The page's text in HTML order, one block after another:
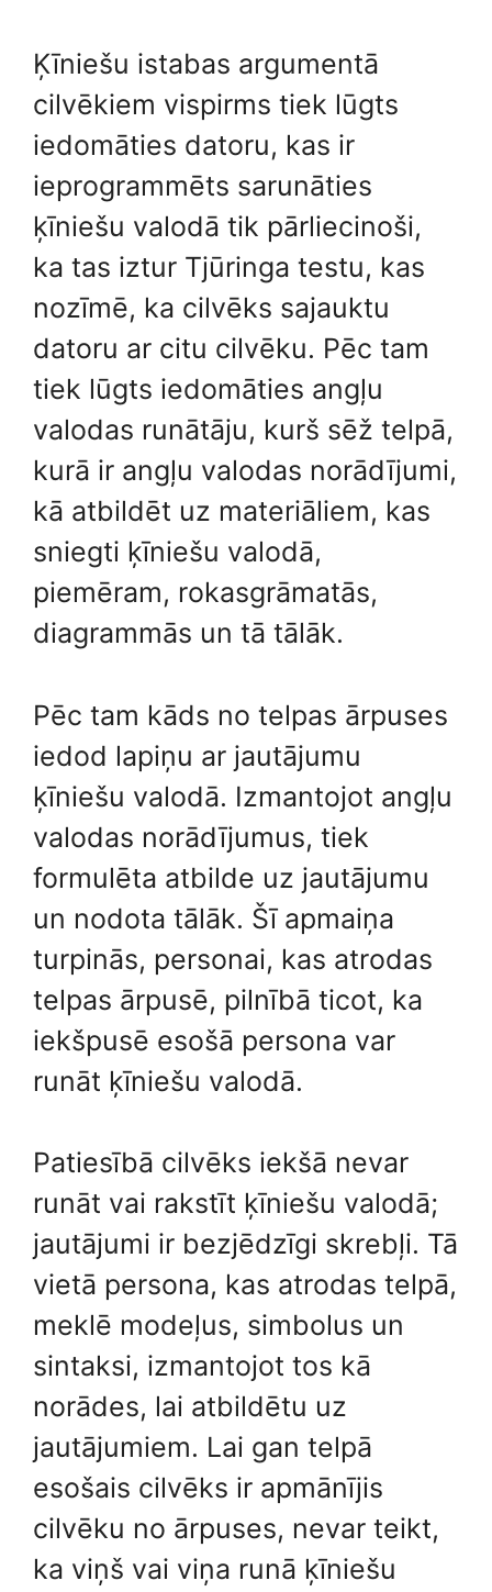
Ķīniešu istabas argumentā
cilvēkiem vispirms tiek lūgts
iedomāties datoru, kas ir
ieprogrammēts sarunāties
ķīniešu valodā tik pārliecinoši,
ka tas iztur Tjūringa testu, kas
nozīmē, ka cilvēks sajauktu
datoru ar citu cilvēku. Pēc tam
tiek lūgts iedomāties angļu
valodas runātāju, kurš sēž telpā,
kurā ir angļu valodas norādījumi,
kā atbildēt uz materiāliem, kas
sniegti ķīniešu valodā,
piemēram, rokasgrāmatās,
diagrammās un tā tālāk.
Pēc tam kāds no telpas ārpuses
iedod lapiņu ar jautājumu
ķīniešu valodā. Izmantojot angļu
valodas norādījumus, tiek
formulēta atbilde uz jautājumu
un nodota tālāk. Šī apmaiņa
turpinās, personai, kas atrodas
telpas ārpusē, pilnībā ticot, ka
iekšpusē esošā persona var
runāt ķīniešu valodā.
Patiesībā cilvēks iekšā nevar
runāt vai rakstīt ķīniešu valodā;
jautājumi ir bezjēdzīgi skrebļi. Tā
vietā persona, kas atrodas telpā,
meklē modeļus, simbolus un
sintaksi, izmantojot tos kā
norādes, lai atbildētu uz
jautājumiem. Lai gan telpā
esošais cilvēks ir apmānījis
cilvēku no ārpuses, nevar teikt,
ka viņš vai viņa runā ķīniešu